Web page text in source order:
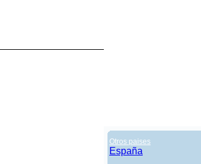
Otros paises
España